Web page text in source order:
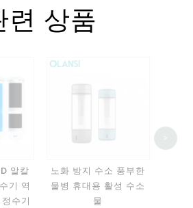
련 상품
알칼
기 역
수기
노화 방지 수소 풍부한
물병 휴대용 활성 수소
물
기 병
>